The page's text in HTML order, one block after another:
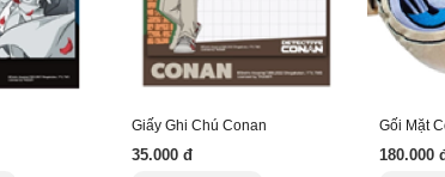
Giấy Ghi Chú Conan
35.000 đ
Gối Mặt
180.000